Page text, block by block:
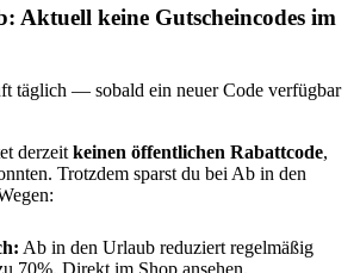
Aktuell keine Gutscheincodes im
täglich — sobald ein neuer Code verfügbar
derzeit keinen öffentlichen Rabattcode,
Trotzdem sparst du bei Ab in den
Ab in den Urlaub reduziert regelmäßig
70%. Direkt im Shop ansehen.